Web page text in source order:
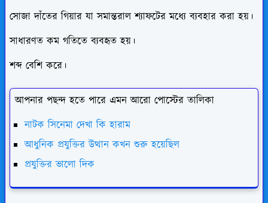
সোজা দাঁতের গিয়ার যা সমান্তরাল শ্যাফটের মধ্যে ব্যবহার করা হয়।
সাধারণত কম গতিতে ব্যবহৃত হয়।
শব্দ বেশি করে।
আপনার পছন্দ হতে পারে এমন আরো পোস্টের তালিকা
নাটক সিনেমা দেখা কি হারাম
আধুনিক প্রযুক্তির উত্থান কখন শুরু হয়েছিল
প্রযুক্তির ভালো দিক